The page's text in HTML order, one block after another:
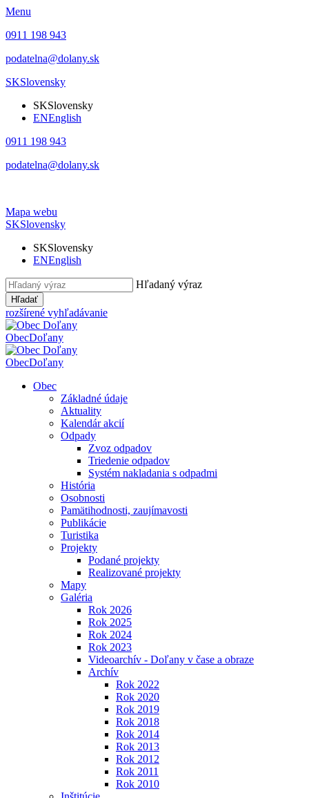
Menu
0911 198 943
podatelna@dolany.sk
SKSlovensky
SKSlovensky
ENEnglish
0911 198 943
podatelna@dolany.sk
Mapa webu
SKSlovensky
SKSlovensky
ENEnglish
Hľadaný výraz
Hľadať
rozšírené vyhľadávanie
ObecDoľany
ObecDoľany
Obec
Základné údaje
Aktuality
Kalendár akcií
Odpady
Zvoz odpadov
Triedenie odpadov
Systém nakladania s odpadmi
História
Osobnosti
Pamätihodnosti, zaujímavosti
Publikácie
Turistika
Projekty
Podané projekty
Realizované projekty
Mapy
Galéria
Rok 2026
Rok 2025
Rok 2024
Rok 2023
Videoarchív - Doľany v čase a obraze
Archív
Rok 2022
Rok 2020
Rok 2019
Rok 2018
Rok 2014
Rok 2013
Rok 2012
Rok 2011
Rok 2010